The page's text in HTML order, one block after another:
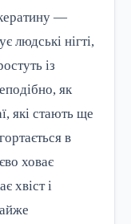
—
людські нігті,
із
як
які стають ще
в
ховає
хвіст і